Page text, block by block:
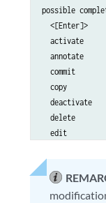
possible
<[Enter]>
activate
annotate
commit
copy
deactivate
delete
edit
help
insert
load